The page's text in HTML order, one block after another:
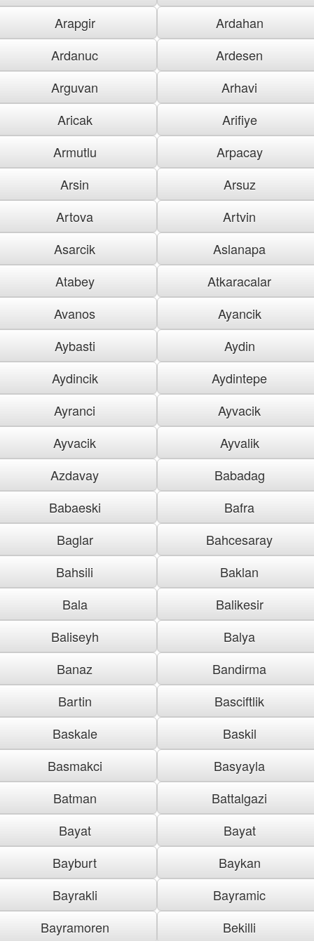
Arapgir
Ardahan
Ardanuc
Ardesen
Arguvan
Arhavi
Aricak
Arifiye
Armutlu
Arpacay
Arsin
Arsuz
Artova
Artvin
Asarcik
Aslanapa
Atabey
Atkaracalar
Avanos
Ayancik
Aybasti
Aydin
Aydincik
Aydintepe
Ayranci
Ayvacik
Ayvacik
Ayvalik
Azdavay
Babadag
Babaeski
Bafra
Baglar
Bahcesaray
Bahsili
Baklan
Bala
Balikesir
Baliseyh
Balya
Banaz
Bandirma
Bartin
Basciftlik
Baskale
Baskil
Basmakci
Basyayla
Batman
Battalgazi
Bayat
Bayat
Bayburt
Baykan
Bayrakli
Bayramic
Bayramoren
Bekilli